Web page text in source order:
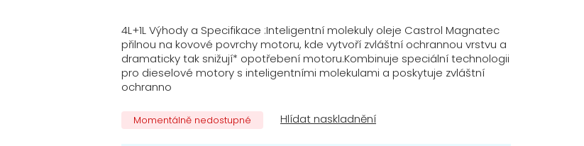
4L+1L Výhody a Specifikace :Inteligentní molekuly oleje Castrol Magnatec
přilnou na kovové povrchy motoru, kde vytvoří zvláštní ochrannou vrstvu a
dramaticky tak snižují* opotřebení motoru.Kombinuje speciální technologii
pro dieselové motory s inteligentními molekulami a poskytuje zvláštní
ochranno
Momentálně nedostupné